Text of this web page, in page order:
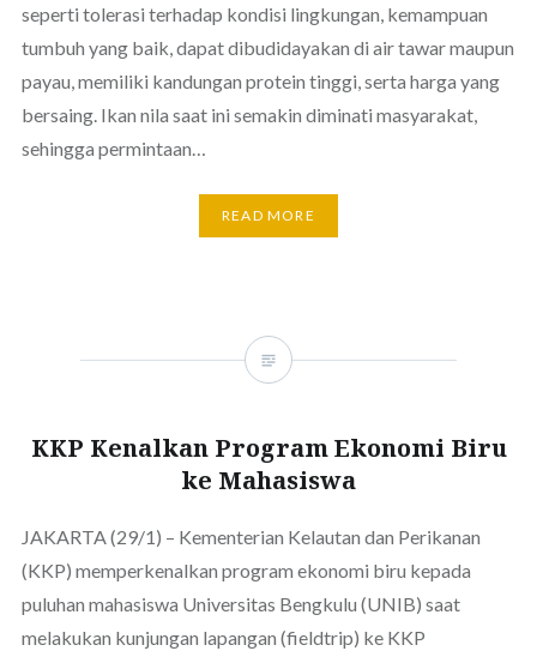
seperti tolerasi terhadap kondisi lingkungan, kemampuan
tumbuh yang baik, dapat dibudidayakan di air tawar maupun
payau, memiliki kandungan protein tinggi, serta harga yang
bersaing. Ikan nila saat ini semakin diminati masyarakat,
sehingga permintaan…
READ MORE
KKP Kenalkan Program Ekonomi Biru
ke Mahasiswa
JAKARTA (29/1) – Kementerian Kelautan dan Perikanan
(KKP) memperkenalkan program ekonomi biru kepada
puluhan mahasiswa Universitas Bengkulu (UNIB) saat
melakukan kunjungan lapangan (fieldtrip) ke KKP